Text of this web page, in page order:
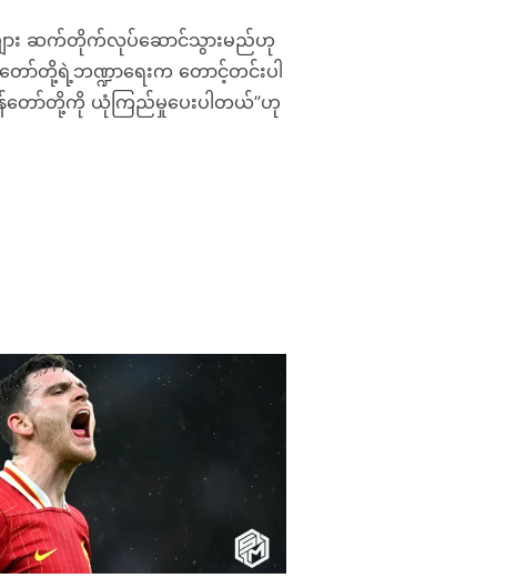
များ ဆက်တိုက်လုပ်ဆောင်သွားမည်ဟု
ော်တို့ရဲ့ဘဏ္ဍာရေးက တောင့်တင်းပါ
တော်တို့ကို ယုံကြည်မှုပေးပါတယ်”ဟု